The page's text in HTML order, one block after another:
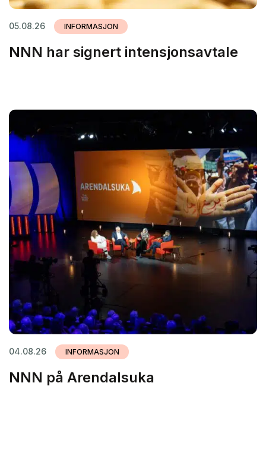
05.08.26 INFORMASJON
NNN har signert intensjonsavtale
04.08.26 INFORMASJON
NNN på Arendalsuka